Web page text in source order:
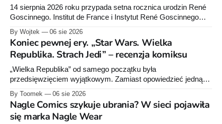
14 sierpnia 2026 roku przypada setna rocznica urodzin René
Goscinnego. Institut de France i Instytut René Goscinnego
Ory’ego i Catel.
By Wojtek 06 sie 2026
Koniec pewnej ery. „Star Wars. Wielka
Republika. Strach Jedi” – recenzja komiksu
„Wielka Republika” od samego początku była
przedsięwzięciem wyjątkowym. Zamiast opowiedzieć jedną
zdecydował się stworzyć rozbudowany projekt wydawniczy
obejmujący powieści dla dorosłych, młodzieży i młodszych
czytelników, komiksy Marvela i Dark Horse'a, słuchowiska
By Toomek 06 sie 2026
Nagle Comics szykuje ubrania? W sieci pojawiła
się marka Nagle Wear